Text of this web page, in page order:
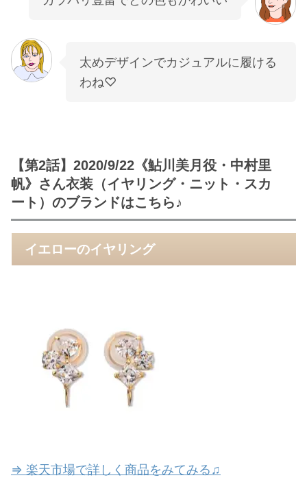
太めデザインでカジュアルに履ける
わね♡
【第2話】2020/9/22《鮎川美月役・中村里
帆》さん衣装（イヤリング・ニット・スカ
ート）のブランドはこちら♪
イエローのイヤリング
⇒ 楽天市場で詳しく商品をみてみる♫